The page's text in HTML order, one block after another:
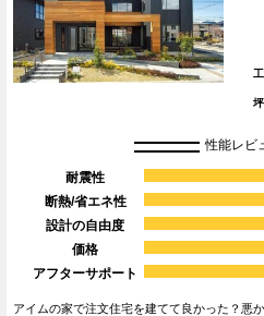
性能レビ
耐震性
断熱/省エネ性
設計の自由度
価格
アフターサポート
アイムの家で注文住宅を建てて良かった？悪